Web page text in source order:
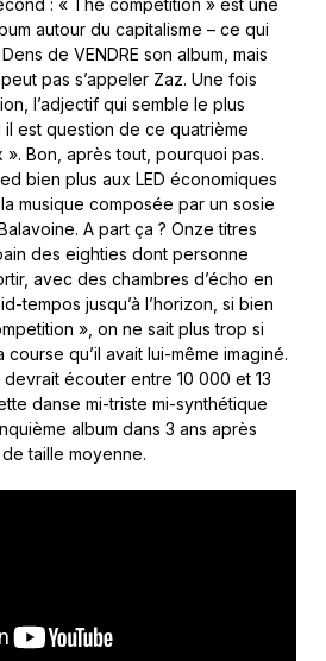
: « The competition » est une
autour du capitalisme – ce qui
de VENDRE son album, mais
pas s’appeler Zaz. Une fois
l’adjectif qui semble le plus
est question de ce quatrième
». Bon, après tout, pourquoi pas.
bien plus aux LED économiques
musique composée par un sosie
A part ça ? Onze titres
des eighties dont personne
avec des chambres d’écho en
tempos jusqu’à l’horizon, si bien
», on ne sait plus trop si
qu’il avait lui-même imaginé.
écouter entre 10 000 et 13
danse mi-triste mi-synthétique
album dans 3 ans après
taille moyenne.